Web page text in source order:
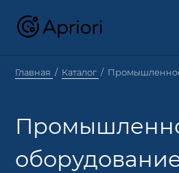
Главная Каталог